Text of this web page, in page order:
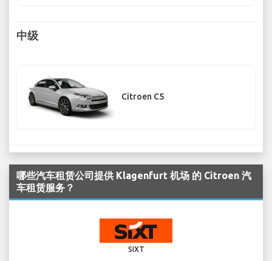
中级
Citroen C5
哪些汽车租赁公司提供 Klagenfurt 机场 的 Citroen 汽
车租赁服务？
SIXT